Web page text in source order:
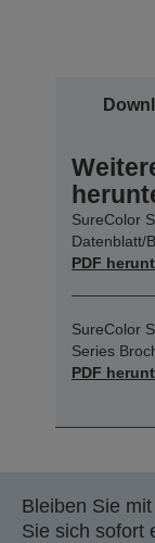
SureColor
Datenblatt/
PDF
SureColor
Series
PDF
Bleiben Sie
Sie sich sofort